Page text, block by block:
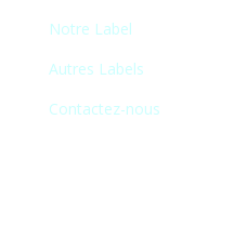
Notre Label
Autres Labels
Contactez-nous